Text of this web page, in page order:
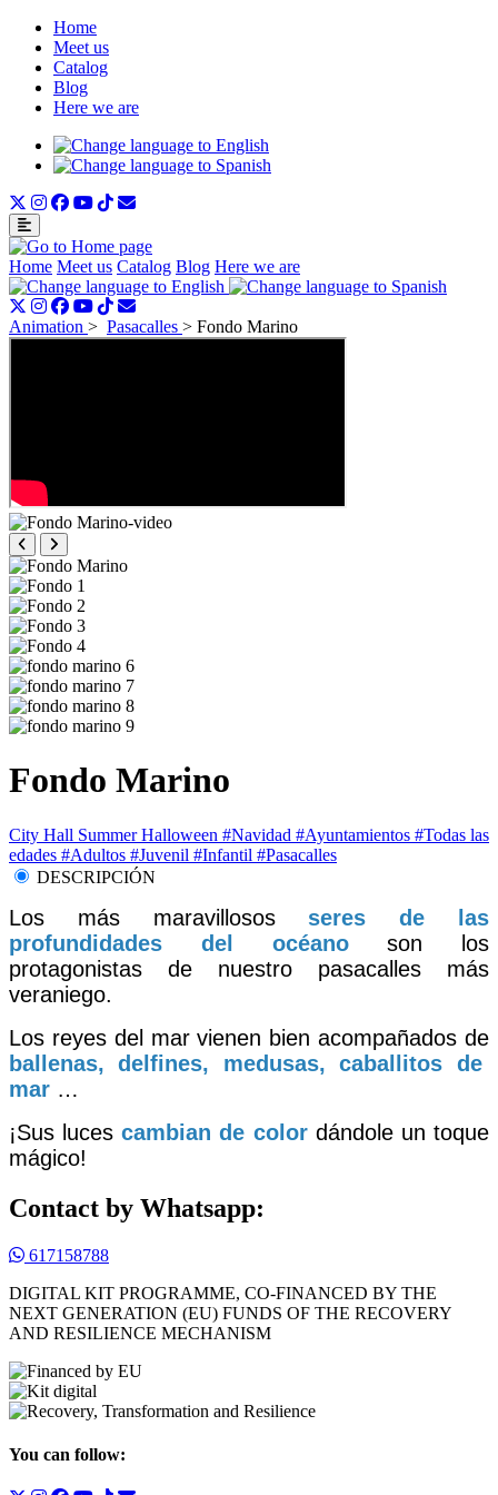
Home
Meet us
Catalog
Blog
Here we are
Home Meet us Catalog Blog Here we are
Animation > Pasacalles > Fondo Marino
Fondo Marino
City Hall SummerHalloween #Navidad #Ayuntamientos #Todas las
edades #Adultos #Juvenil #Infantil #Pasacalles
DESCRIPCIÓN
Los más maravillosos seres de las
profundidades del océanoson los
protagonistas de nuestro pasacalles más
veraniego.
Los reyes del mar vienen bien acompañados de
ballenas, delfines, medusas, caballitos de
mar …
¡Sus lucescambian de colordándole un toque
mágico!
Contact by Whatsapp:
617158788
DIGITAL KIT PROGRAMME, CO-FINANCED BY THE
NEXT GENERATION (EU) FUNDS OF THE RECOVERY
AND RESILIENCE MECHANISM
You can follow: